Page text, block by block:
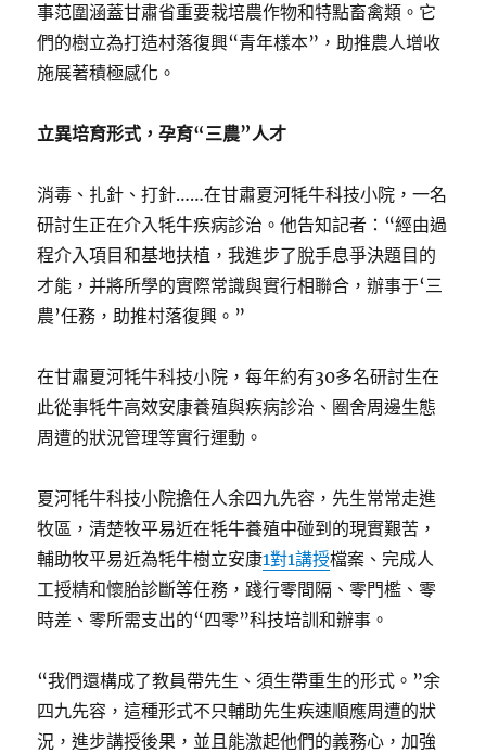
事范圍涵蓋甘肅省重要栽培農作物和特點畜禽類。它
們的樹立為打造村落復興“青年樣本”，助推農人增收
施展著積極感化。
立異培育形式，孕育“三農”人才
消毒、扎針、打針……在甘肅夏河牦牛科技小院，一名
研討生正在介入牦牛疾病診治。他告知記者：“經由過
程介入項目和基地扶植，我進步了脫手息爭決題目的
才能，并將所學的實際常識與實行相聯合，辦事于‘三
農’任務，助推村落復興。”
在甘肅夏河牦牛科技小院，每年約有30多名研討生在
此從事牦牛高效安康養殖與疾病診治、圈舍周邊生態
周遭的狀況管理等實行運動。
夏河牦牛科技小院擔任人余四九先容，先生常常走進
牧區，清楚牧平易近在牦牛養殖中碰到的現實艱苦，
輔助牧平易近為牦牛樹立安康1對1講授檔案、完成人
工授精和懷胎診斷等任務，踐行零間隔、零門檻、零
時差、零所需支出的“四零”科技培訓和辦事。
“我們還構成了教員帶先生、須生帶重生的形式。”余
四九先容，這種形式不只輔助先生疾速順應周遭的狀
況，進步講授後果，並且能激起他們的義務心，加強